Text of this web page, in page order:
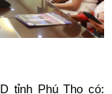
tỉnh Phú Thọ có: